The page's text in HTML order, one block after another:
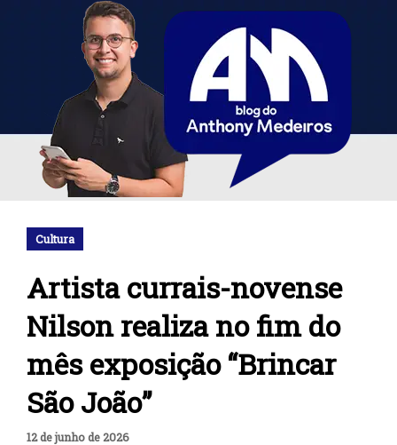
Cultura
Artista currais-novense
Nilson realiza no fim do
mês exposição “Brincar
São João”
12 de junho de 2026